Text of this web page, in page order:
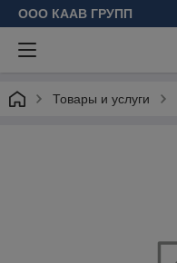
ООО КААВ ГРУПП
Товары и услуги